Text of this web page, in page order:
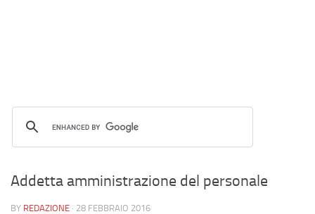
Addetta amministrazione del personale
BY REDAZIONE · 28 FEBBRAIO 2016